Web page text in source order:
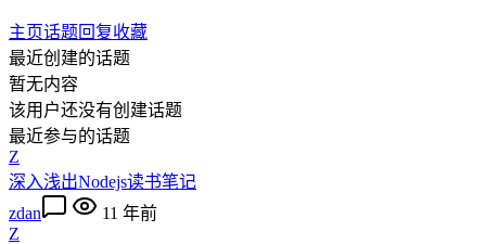
主页话题回复收藏
最近创建的话题
暂无内容
该用户还没有创建话题
最近参与的话题
Z
深入浅出Nodejs读书笔记
zdan
11 年前
Z